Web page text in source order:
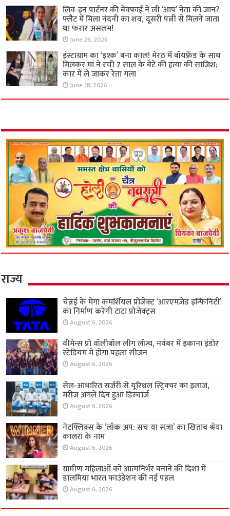
लिव-इन पार्टनर की बेवफाई ने ली ‘आप’ नेता की जान?
फ्लैट में मिला नंदनी का शव, दूसरी पत्नी से मिलने जाता
था फरार असलम!
June 26, 2026
इंस्टाग्राम का ‘इश्क’ बना काल! मेरठ में बॉयफ्रेंड के साथ
मिलकर मां ने रची 7 साल के बेटे की हत्या की साजिश;
कार में ले जाकर रेता गला
June 18, 2026
राज्य
चेन्नई के मेगा कमर्शियल प्रोजेक्ट ‘आरएमज़ेड इन्फिनिटी’
का निर्माण करेगी टाटा प्रोजेक्ट्स
August 6, 2026
वीमेन्स प्रो वॉलीबॉल लीग लॉन्च, नवंबर में इकाना इंडोर
स्टेडियम में होगा पहला सीजन
August 6, 2026
सेल-आधारित सर्जरी से यूरिथ्रल स्ट्रिक्चर का इलाज,
मरीज अगले दिन हुआ डिस्चार्ज
August 6, 2026
नेटफ्लिक्स के ‘लॉक अप: सच या सज़ा’ का खिताब श्रेया
कालरा के नाम
August 6, 2026
ग्रामीण महिलाओं को आत्मनिर्भर बनाने की दिशा में
डालमिया भारत फाउंडेशन की नई पहल
August 6, 2026